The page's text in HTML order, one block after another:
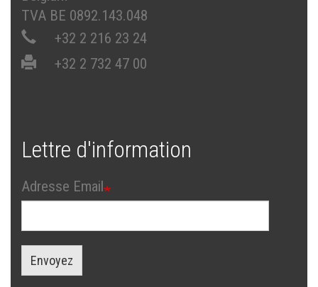
TVA BE 0892.143.048
+32 2 216 23 24
+32 2 732 47 00
Lettre d'information
Adresse Email
Envoyez